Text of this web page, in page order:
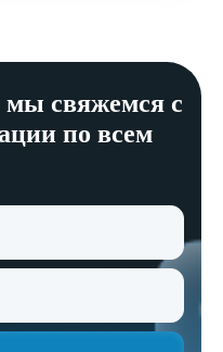
мы свяжемся с
по всем